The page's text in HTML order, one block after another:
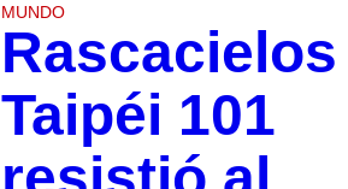
MUNDO
Rascacielos
Taipéi 101